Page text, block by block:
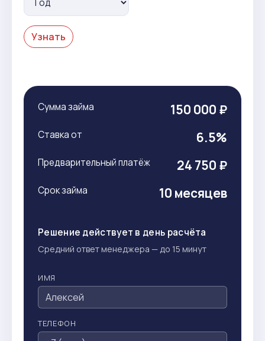
Узнать
Сумма займа 150 000 ₽
Ставка от 6.5%
Предварительный платёж 24 750 ₽
Срок займа 10 месяцев
Решение действует в день расчёта
Средний ответ менеджера — до 15 минут
ИМЯ
ТЕЛЕФОН